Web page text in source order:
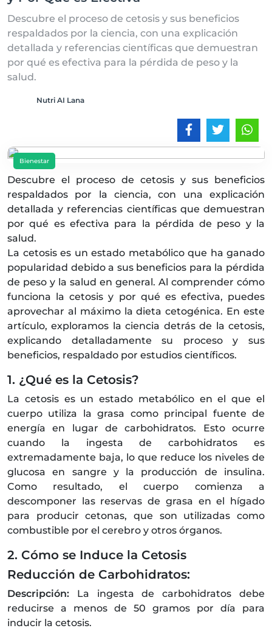
Descubre el proceso de cetosis y sus beneficios
respaldados por la ciencia, con una explicación
detallada y referencias científicas que demuestran
por qué es efectiva para la pérdida de peso y la
salud.
Nutri AI Lana
Bienestar
Descubre el proceso de cetosis y sus beneficios
respaldados por la ciencia, con una explicación
detallada y referencias científicas que demuestran
por qué es efectiva para la pérdida de peso y la
salud.
La cetosis es un estado metabólico que ha ganado
popularidad debido a sus beneficios para la pérdida
de peso y la salud en general. Al comprender cómo
funciona la cetosis y por qué es efectiva, puedes
aprovechar al máximo la dieta cetogénica. En este
artículo, exploramos la ciencia detrás de la cetosis,
explicando detalladamente su proceso y sus
beneficios, respaldado por estudios científicos.
1. ¿Qué es la Cetosis?
La cetosis es un estado metabólico en el que el
cuerpo utiliza la grasa como principal fuente de
energía en lugar de carbohidratos. Esto ocurre
cuando la ingesta de carbohidratos es
extremadamente baja, lo que reduce los niveles de
glucosa en sangre y la producción de insulina.
Como resultado, el cuerpo comienza a
descomponer las reservas de grasa en el hígado
para producir cetonas, que son utilizadas como
combustible por el cerebro y otros órganos.
2. Cómo se Induce la Cetosis
Reducción de Carbohidratos:
Descripción: La ingesta de carbohidratos debe
reducirse a menos de 50 gramos por día para
inducir la cetosis.